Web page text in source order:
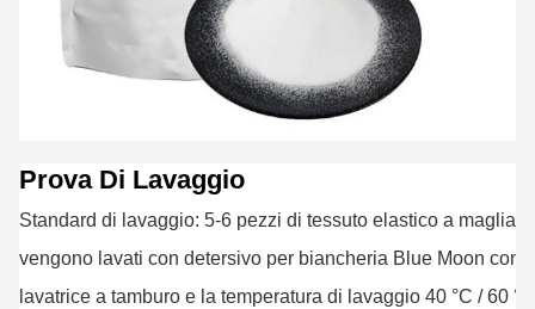
Prova Di Lavaggio
Standard di lavaggio: 5-6 pezzi di tessuto elastico a maglia
vengono lavati con detersivo per biancheria Blue Moon con
lavatrice a tamburo e la temperatura di lavaggio 40 °C / 60